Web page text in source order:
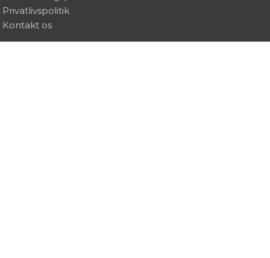
Privatlivspolitik
Kontakt os